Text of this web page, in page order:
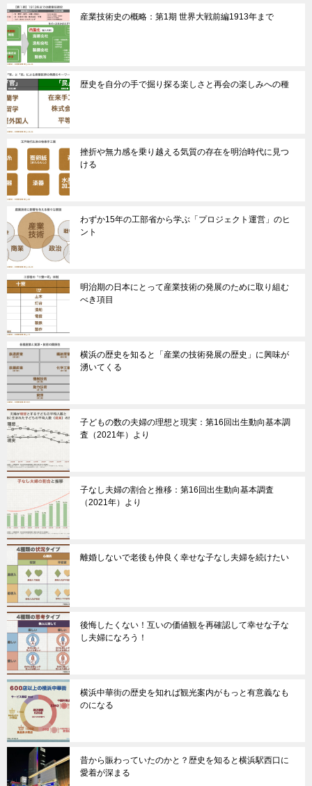
産業技術史の概略：第1期 世界大戦前編1913年まで
歴史を自分の手で掘り探る楽しさと再会の楽しみへの種
挫折や無力感を乗り越える気質の存在を明治時代に見つ
ける
わずか15年の工部省から学ぶ「プロジェクト運営」のヒ
ント
明治期の日本にとって産業技術の発展のために取り組む
べき項目
横浜の歴史を知ると「産業の技術発展の歴史」に興味が
湧いてくる
子どもの数の夫婦の理想と現実：第16回出生動向基本調
査（2021年）より
子なし夫婦の割合と推移：第16回出生動向基本調査
（2021年）より
離婚しないで老後も仲良く幸せな子なし夫婦を続けたい
後悔したくない！互いの価値観を再確認して幸せな子な
し夫婦になろう！
横浜中華街の歴史を知れば観光案内がもっと有意義なも
のになる
昔から賑わっていたのかと？歴史を知ると横浜駅西口に
愛着が深まる